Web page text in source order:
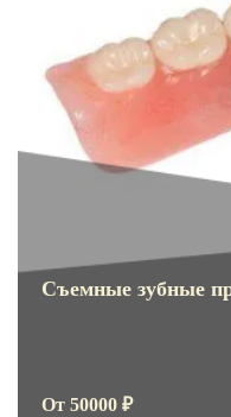
Съемные зубные
От 50000 ₽